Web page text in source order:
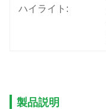
ハイライト:
製品説明